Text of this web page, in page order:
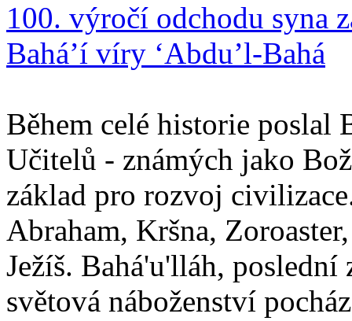
100. výročí odchodu syna
Bahá’í víry ‘Abdu’l-Bahá
Během celé historie poslal
Učitelů - známých jako
základ pro rozvoj
Abraham, Kršna,
Ježíš. Bahá'u'lláh,
světová náboženství